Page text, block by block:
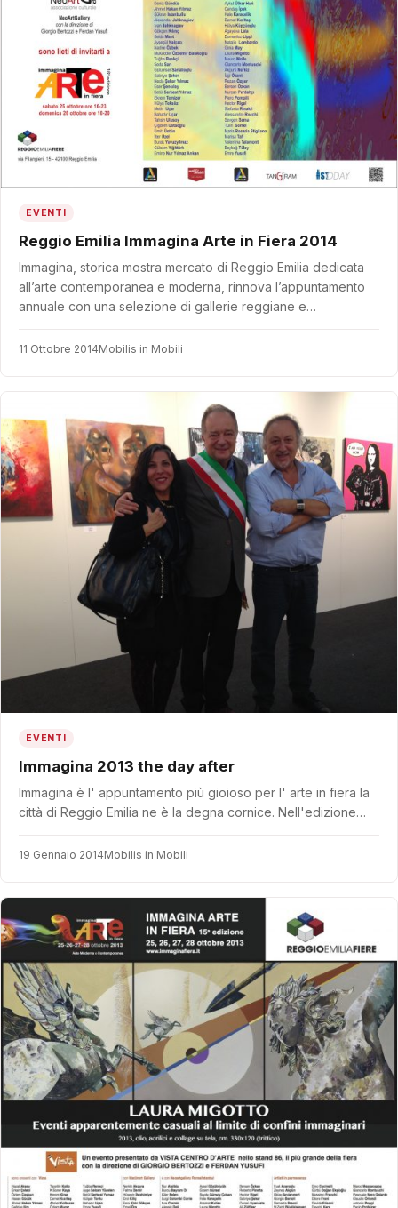
EVENTI
Reggio Emilia Immagina Arte in Fiera 2014
Immagina, storica mostra mercato di Reggio Emilia dedicata
all’arte contemporanea e moderna, rinnova l’appuntamento
annuale con una selezione di gallerie reggiane e…
11 Ottobre 2014Mobilis in Mobili
EVENTI
Immagina 2013 the day after
Immagina è l' appuntamento più gioioso per l' arte in fiera la
città di Reggio Emilia ne è la degna cornice. Nell'edizione…
19 Gennaio 2014Mobilis in Mobili